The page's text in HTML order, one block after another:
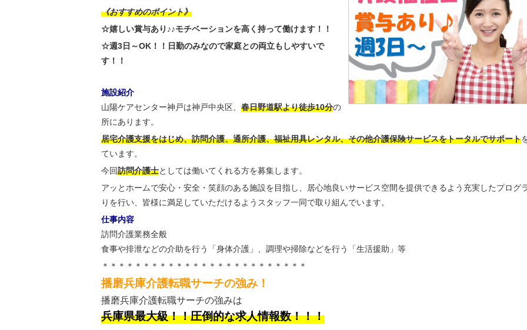
《おすすめのポイント》
☆嬉しい賞与あり♪♪モチベーションを高く持って働けます！！
☆週3日～OK！！日勤のみなので家庭との両立もしやすいで
す！！
施設紹介
山陽ケアセンター神戸は神戸中央区、 春日野道駅より徒歩10分の
所にあります。
居宅介護支援をはじめ、訪問介護、通所介護、福祉用具レンタル、その他介護保険サービスをトータルでサポート
ています。
今回訪問介護士としては働いてくれる方を募集します。
アッとホームで安心・安全・笑顔のある施設を目指し、居心地良いサービス空間を提供できるよう充実したプログ
りを行い、皆様に満足していただけるようスタッフ一同で取り組んでいます。
仕事内容
訪問介護業務全般
食事や排泄などの介助を行う「身体介護」、調理や掃除などを行う「生活援助」等
＊＊＊＊＊＊＊＊＊＊＊＊＊＊＊＊＊＊＊＊＊＊＊＊＊
播磨兵庫介護転職サーチの強み！
播磨兵庫介護転職サーチの強みは
兵庫県最大級！！圧倒的な求人情報数！！！